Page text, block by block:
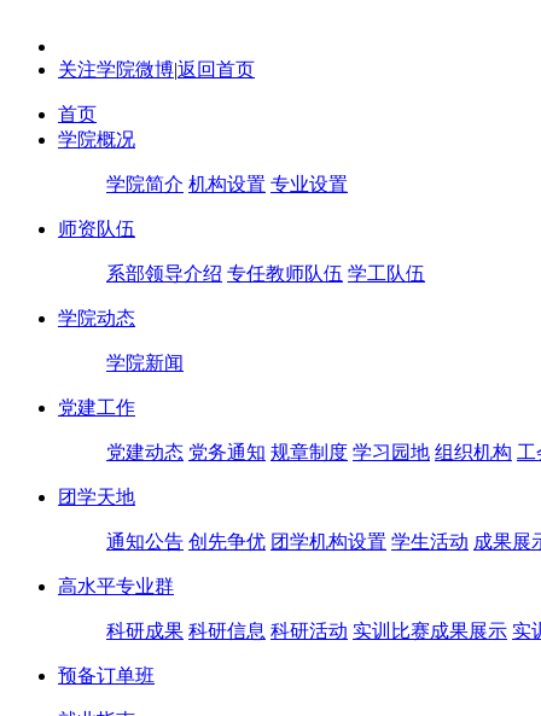
关注学院微博|返回首页
首页
学院概况
学院简介 机构设置 专业设置
师资队伍
系部领导介绍 专任教师队伍 学工队伍
学院动态
学院新闻
党建工作
党建动态 党务通知 规章制度 学习园地 组织机构 工
团学天地
通知公告 创先争优 团学机构设置 学生活动 成果展
高水平专业群
科研成果 科研信息 科研活动 实训比赛成果展示 实
预备订单班